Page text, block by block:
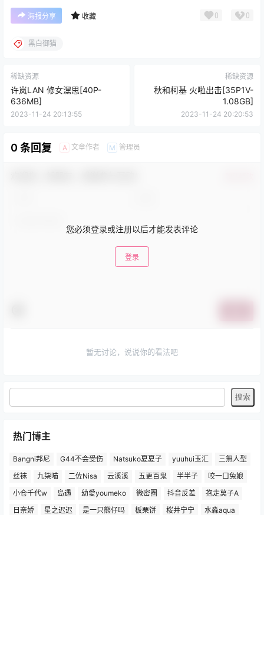
海报分享 收藏 0 0
黑白御猫
稀缺资源
许岚LAN 修女潶思[40P-
636MB]
2023-11-24 20:13:55
稀缺资源
秋和柯基 火啦出击[35P1V-
1.08GB]
2023-11-24 20:20:53
0 条回复 A 文章作者 M 管理员
您必须登录或注册以后才能发表评论
登录
暂无讨论，说说你的看法吧
热门博主
Bangni邦尼 G44不会受伤 Natsuko夏夏子 yuuhui玉汇
三無人型
丝袜
九柒喵 二佐Nisa 云溪溪 五更百鬼 半半子
咬一口兔娘
小仓千代w
岛遇 幼愛youmeko 微密圈 抖音反差
抱走莫子A
日奈娇
星之迟迟 是一只熊仔吗 板栗饼 桜井宁宁
水淼aqua